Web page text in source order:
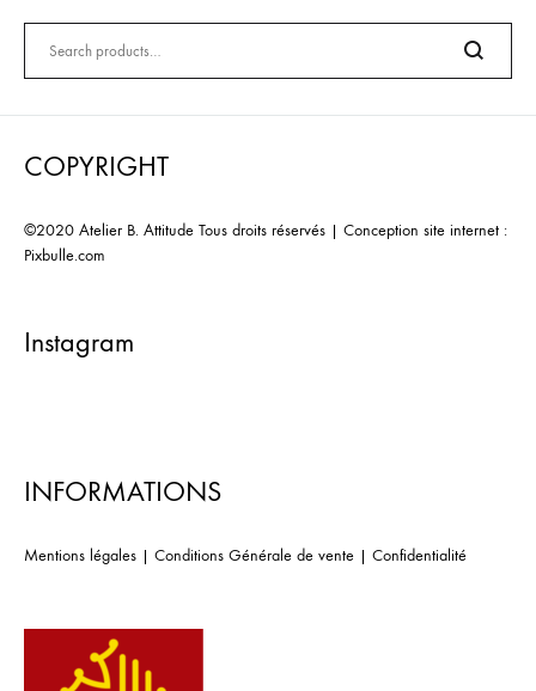
FOR:
Search
COPYRIGHT
©2020 Atelier B. Attitude Tous droits réservés | Conception site internet :
Pixbulle.com
Instagram
INFORMATIONS
Mentions légales | Conditions Générale de vente | Confidentialité